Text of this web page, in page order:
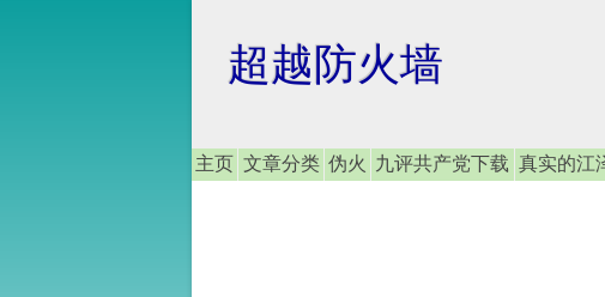
超越防火墙
主页 文章分类 伪火 九评共产党下载 真实的江